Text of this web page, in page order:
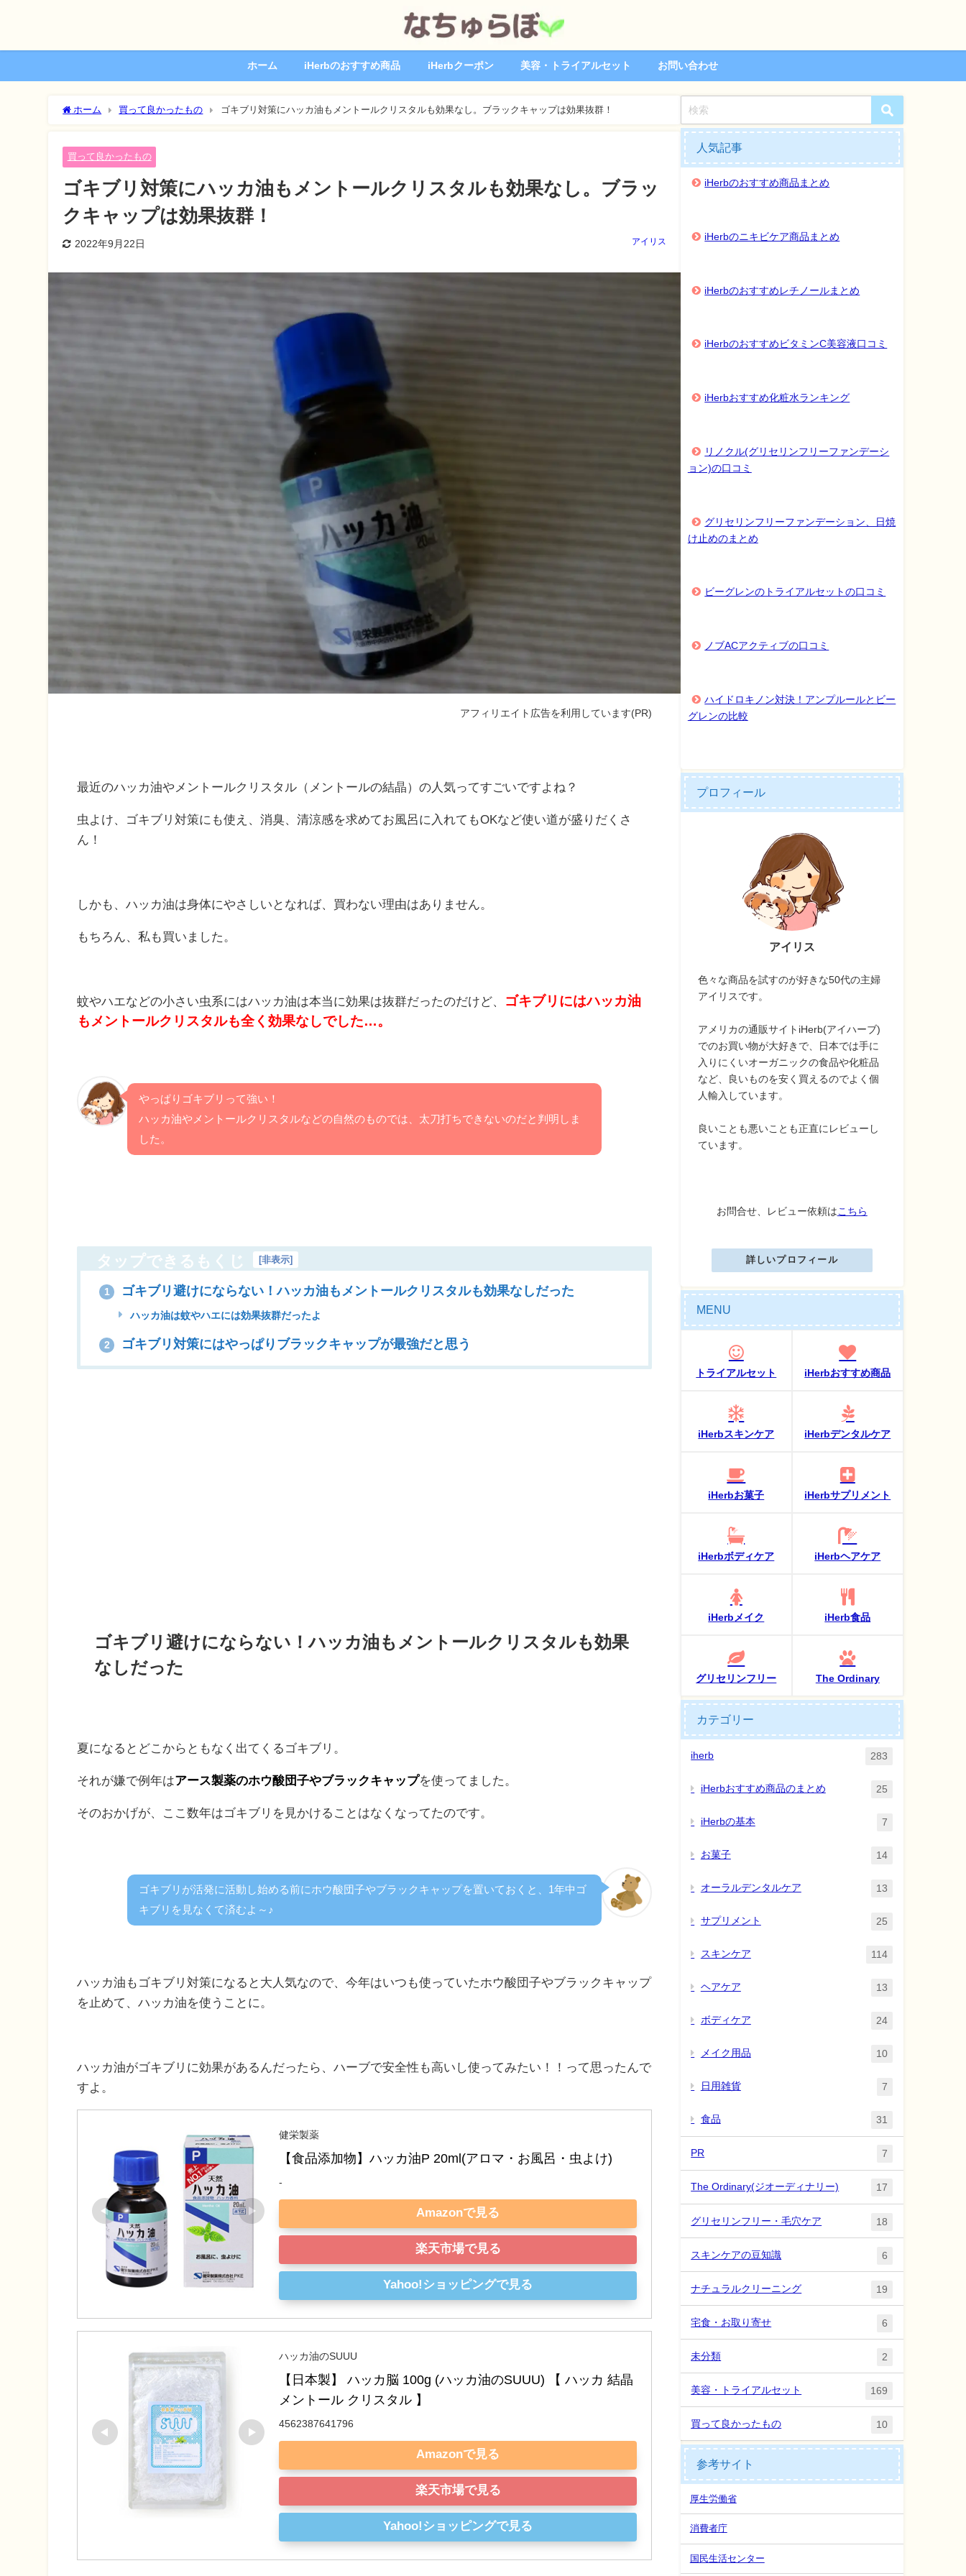
ホーム iHerbのおすすめ商品 iHerbクーポン 美容・トライアルセット お問い合わせ
ホーム 買って良かったもの ゴキブリ対策にハッカ油もメントールクリスタルも効果なし。ブラックキャップは効果抜群！
買って良かったもの
ゴキブリ対策にハッカ油もメントールクリスタルも効果なし。ブラッ
クキャップは効果抜群！
2022年9月22日 アイリス
アフィリエイト広告を利用しています(PR)
最近のハッカ油やメントールクリスタル（メントールの結晶）の人気ってすごいですよね？
虫よけ、ゴキブリ対策にも使え、消臭、清涼感を求めてお風呂に入れてもOKなど使い道が盛りだくさ
ん！
しかも、ハッカ油は身体にやさしいとなれば、買わない理由はありません。
もちろん、私も買いました。
蚊やハエなどの小さい虫系にはハッカ油は本当に効果は抜群だったのだけど、
ゴキブリにはハッカ油
もメントールクリスタルも全く効果なしでした…。
やっぱりゴキブリって強い！
ハッカ油やメントールクリスタルなどの自然のものでは、太刀打ちできないのだと判明しま
した。
タップできるもくじ [非表示]
1 ゴキブリ避けにならない！ハッカ油もメントールクリスタルも効果なしだった
ハッカ油は蚊やハエには効果抜群だったよ
2 ゴキブリ対策にはやっぱりブラックキャップが最強だと思う
ゴキブリ避けにならない！ハッカ油もメントールクリスタルも効果
なしだった
夏になるとどこからともなく出てくるゴキブリ。
それが嫌で例年はアース製薬のホウ酸団子やブラックキャップを使ってました。
そのおかげが、ここ数年はゴキブリを見かけることはなくなってたのです。
ゴキブリが活発に活動し始める前にホウ酸団子やブラックキャップを置いておくと、1年中ゴ
キブリを見なくて済むよ～♪
ハッカ油もゴキブリ対策になると大人気なので、今年はいつも使っていたホウ酸団子やブラックキャップ
を止めて、ハッカ油を使うことに。
ハッカ油がゴキブリに効果があるんだったら、ハーブで安全性も高いし使ってみたい！！って思ったんで
すよ。
健栄製薬
【食品添加物】ハッカ油P 20ml(アロマ・お風呂・虫よけ)
-
Amazonで見る
楽天市場で見る
Yahoo!ショッピングで見る
ハッカ油のSUUU
【日本製】 ハッカ脳 100g (ハッカ油のSUUU) 【 ハッカ 結晶
メントール クリスタル 】
4562387641796
Amazonで見る
楽天市場で見る
Yahoo!ショッピングで見る
人気記事
iHerbのおすすめ商品まとめ
iHerbのニキビケア商品まとめ
iHerbのおすすめレチノールまとめ
iHerbのおすすめビタミンC美容液口コミ
iHerbおすすめ化粧水ランキング
リノクル(グリセリンフリーファンデーシ
ョン)の口コミ
グリセリンフリーファンデーション、日焼
け止めのまとめ
ビーグレンのトライアルセットの口コミ
ノブACアクティブの口コミ
ハイドロキノン対決！アンプルールとビー
グレンの比較
プロフィール
アイリス
色々な商品を試すのが好きな50代の主婦
アイリスです。
アメリカの通販サイトiHerb(アイハーブ)
でのお買い物が大好きで、日本では手に
入りにくいオーガニックの食品や化粧品
など、良いものを安く買えるのでよく個
人輸入しています。
良いことも悪いことも正直にレビューし
ています。
お問合せ、レビュー依頼は こちら
詳しいプロフィール
MENU
トライアルセット iHerbおすすめ商品
iHerbスキンケア iHerbデンタルケア
iHerbお菓子 iHerbサプリメント
iHerbボディケア iHerbヘアケア
iHerbメイク iHerb食品
グリセリンフリー The Ordinary
カテゴリー
iherb 283
iHerbおすすめ商品のまとめ 25
iHerbの基本 7
お菓子 14
オーラルデンタルケア 13
サプリメント 25
スキンケア 114
ヘアケア 13
ボディケア 24
メイク用品 10
日用雑貨 7
食品 31
PR 7
The Ordinary(ジオーディナリー) 17
グリセリンフリー・毛穴ケア 18
スキンケアの豆知識 6
ナチュラルクリーニング 19
宅食・お取り寄せ 6
未分類 2
美容・トライアルセット 169
買って良かったもの 10
参考サイト
厚生労働省
消費者庁
国民生活センター